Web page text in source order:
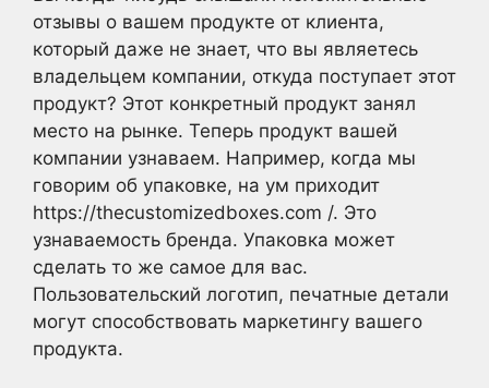
отзывы о вашем продукте от клиента,
который даже не знает, что вы являетесь
владельцем компании, откуда поступает этот
продукт? Этот конкретный продукт занял
место на рынке. Теперь продукт вашей
компании узнаваем. Например, когда мы
говорим об упаковке, на ум приходит
https://thecustomizedboxes.com /. Это
узнаваемость бренда. Упаковка может
сделать то же самое для вас.
Пользовательский логотип, печатные детали
могут способствовать маркетингу вашего
продукта.